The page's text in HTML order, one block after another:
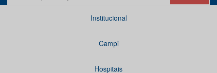
Institucional
Campi
Hospitais